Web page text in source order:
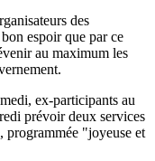
des
espoir que par ce
au maximum les
ex-participants au
prévoir deux services
"joyeuse et